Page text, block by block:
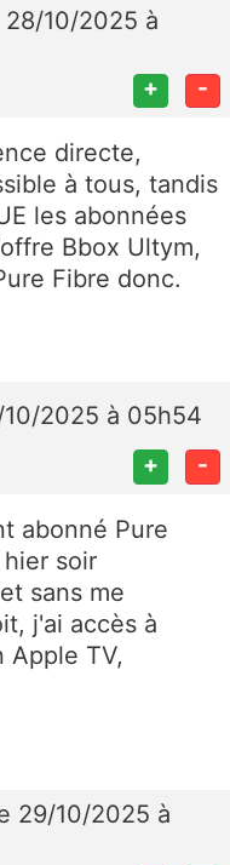
28/10/2025 à
+ -
directe,
à tous, tandis
les abonnées
Bbox Ultym,
Fibre donc.
2025 à 05h54
+ -
abonné Pure
soir
sans me
j'ai accès à
Apple TV,
29/10/2025 à